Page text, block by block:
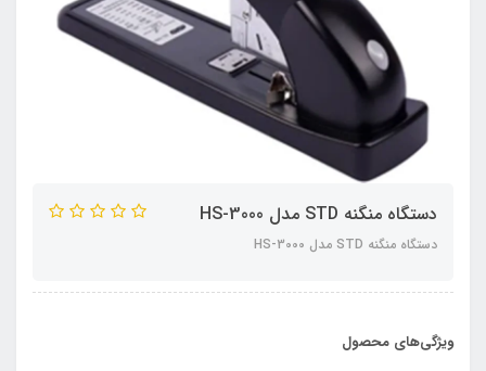
دستگاه منگنه STD مدل HS-3000
دستگاه منگنه STD مدل HS-3000
ویژگی‌های محصول